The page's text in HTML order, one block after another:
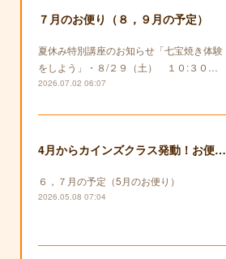
７月のお便り（８，９月の予定）
夏休み特別講座のお知らせ「七宝焼き体験
をしよう」・８/２９（土） １０:３０…
2026.07.02 06:07
4月からカインズクラス発動！お便りも復活します！
６，７月の予定（5月のお便り）
2026.05.08 07:04